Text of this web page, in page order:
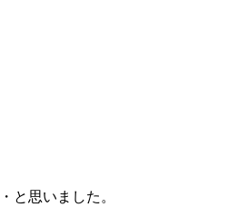
と思いました。